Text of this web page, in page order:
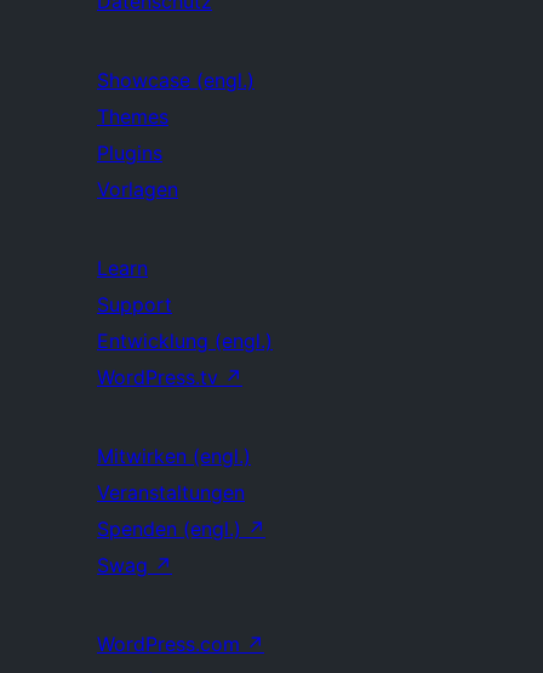
Showcase (engl.)
Themes
Plugins
Vorlagen
Learn
Support
Entwicklung (engl.)
WordPress.tv ↗
Mitwirken (engl.)
Veranstaltungen
Spenden (engl.) ↗
Swag ↗
WordPress.com ↗